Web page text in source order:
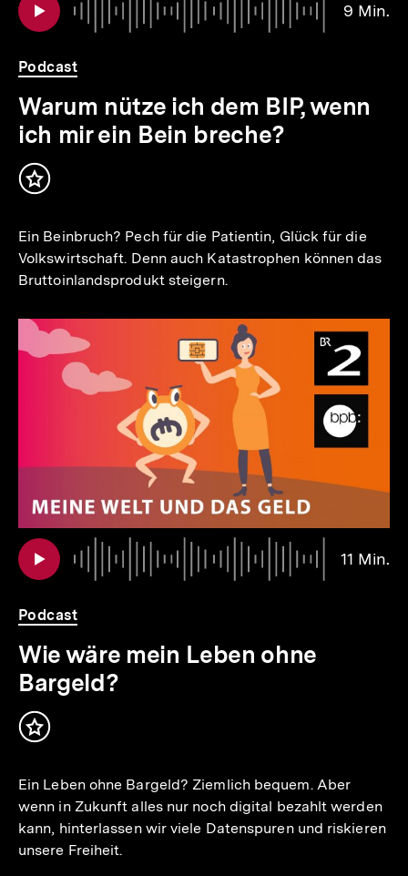
9 Min.
Podcast
Warum nütze ich dem BIP, wenn
ich mir ein Bein breche?
Inhalt
Ein Beinbruch? Pech für die Patientin, Glück für die
Volkswirtschaft. Denn auch Katastrophen können das
Bruttoinlandsprodukt steigern.
11 Min.
Podcast
Wie wäre mein Leben ohne
Bargeld?
Inhalt
Ein Leben ohne Bargeld? Ziemlich bequem. Aber
wenn in Zukunft alles nur noch digital bezahlt werden
kann, hinterlassen wir viele Datenspuren und riskieren
unsere Freiheit.